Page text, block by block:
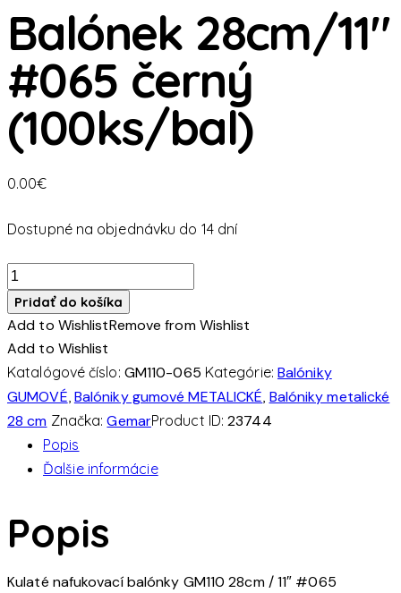
Balónek 28cm/11″
#065 černý
(100ks/bal)
0.00€
Dostupné na objednávku do 14 dní
množstvo
Balónek
28cm/11"
#065
černý
(100ks/bal)
Pridať do košíka
Add to WishlistRemove from Wishlist
Add to Wishlist
Katalógové číslo: GM110-065 Kategórie: Balóniky
GUMOVÉ, Balóniky gumové METALICKÉ, Balóniky metalické
28 cm Značka:GemarProduct ID:23744
Popis
Ďalšie informácie
Popis
Kulaté nafukovací balónky GM110 28cm / 11″ #065